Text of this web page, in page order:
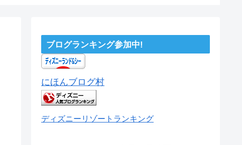
ブログランキング参加中!
にほんブログ村
ディズニーリゾートランキング